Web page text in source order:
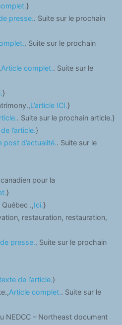
}
presse.. Suite sur le prochain
. Suite sur le prochain
Article complet.. Suite sur le
}
L’article ICI.}
. Suite sur le prochain article.}
l’article.}
post d’actualité.. Suite sur le
pour la
}
.,Ici.}
restauration, restauration,
de presse.. Suite sur le prochain
de l’article.}
Article complet.. Suite sur le
NEDCC – Northeast document